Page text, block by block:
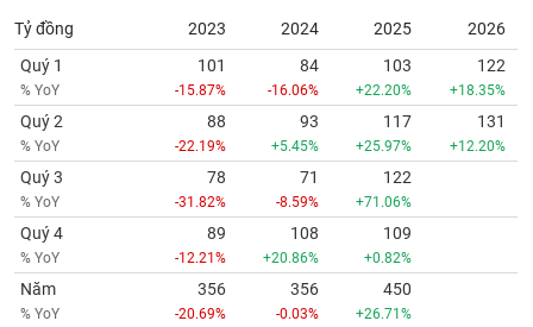
Tỷ đồng 2023 2024 2025
2026
Quý 1
% YoY
101
-15.87%
84
-16.06%
103
+22.20%
122
+18.35%
Quý 2
% YoY
88
-22.19%
93
+5.45%
117
+25.97%
131
+12.20%
Quý 3
% YoY
78
-31.82%
71
-8.59%
122
+71.06%
Quý 4
% YoY
89
-12.21%
108
+20.86%
109
+0.82%
Năm
% YoY
356
-20.69%
356
-0.03%
450
+26.71%